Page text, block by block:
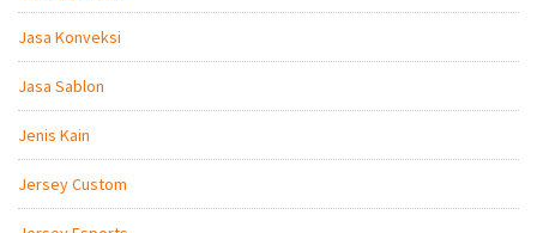
Jasa Konveksi
Jasa Sablon
Jenis Kain
Jersey Custom